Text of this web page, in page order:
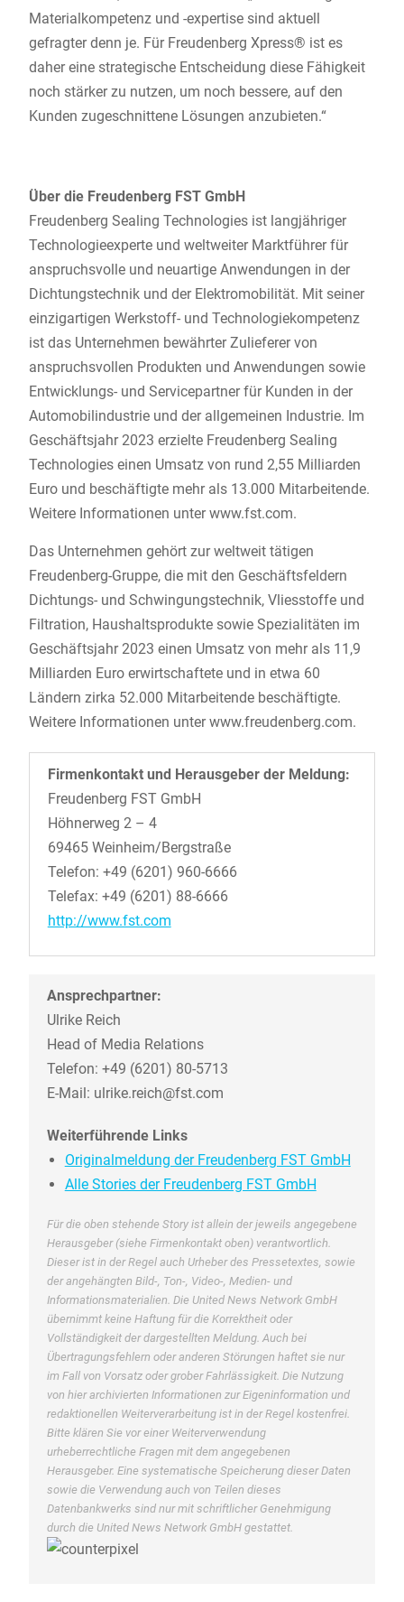
Materialkompetenz und -expertise sind aktuell
gefragter denn je. Für Freudenberg Xpress® ist es
daher eine strategische Entscheidung diese Fähigkeit
noch stärker zu nutzen, um noch bessere, auf den
Kunden zugeschnittene Lösungen anzubieten.“
Über die Freudenberg FST GmbH
Freudenberg Sealing Technologies ist langjähriger
Technologieexperte und weltweiter Marktführer für
anspruchsvolle und neuartige Anwendungen in der
Dichtungstechnik und der Elektromobilität. Mit seiner
einzigartigen Werkstoff- und Technologiekompetenz
ist das Unternehmen bewährter Zulieferer von
anspruchsvollen Produkten und Anwendungen sowie
Entwicklungs- und Servicepartner für Kunden in der
Automobilindustrie und der allgemeinen Industrie. Im
Geschäftsjahr 2023 erzielte Freudenberg Sealing
Technologies einen Umsatz von rund 2,55 Milliarden
Euro und beschäftigte mehr als 13.000 Mitarbeitende.
Weitere Informationen unter www.fst.com.
Das Unternehmen gehört zur weltweit tätigen
Freudenberg-Gruppe, die mit den Geschäftsfeldern
Dichtungs- und Schwingungstechnik, Vliesstoffe und
Filtration, Haushaltsprodukte sowie Spezialitäten im
Geschäftsjahr 2023 einen Umsatz von mehr als 11,9
Milliarden Euro erwirtschaftete und in etwa 60
Ländern zirka 52.000 Mitarbeitende beschäftigte.
Weitere Informationen unter www.freudenberg.com.
Firmenkontakt und Herausgeber der Meldung:
Freudenberg FST GmbH
Höhnerweg 2 – 4
69465 Weinheim/Bergstraße
Telefon: +49 (6201) 960-6666
Telefax: +49 (6201) 88-6666
http://www.fst.com
Ansprechpartner:
Ulrike Reich
Head of Media Relations
Telefon: +49 (6201) 80-5713
E-Mail: ulrike.reich@fst.com
Weiterführende Links
Originalmeldung der Freudenberg FST GmbH
Alle Stories der Freudenberg FST GmbH
Für die oben stehende Story ist allein der jeweils angegebene
Herausgeber (siehe Firmenkontakt oben) verantwortlich.
Dieser ist in der Regel auch Urheber des Pressetextes, sowie
der angehängten Bild-, Ton-, Video-, Medien- und
Informationsmaterialien. Die United News Network GmbH
übernimmt keine Haftung für die Korrektheit oder
Vollständigkeit der dargestellten Meldung. Auch bei
Übertragungsfehlern oder anderen Störungen haftet sie nur
im Fall von Vorsatz oder grober Fahrlässigkeit. Die Nutzung
von hier archivierten Informationen zur Eigeninformation und
redaktionellen Weiterverarbeitung ist in der Regel kostenfrei.
Bitte klären Sie vor einer Weiterverwendung
urheberrechtliche Fragen mit dem angegebenen
Herausgeber. Eine systematische Speicherung dieser Daten
sowie die Verwendung auch von Teilen dieses
Datenbankwerks sind nur mit schriftlicher Genehmigung
durch die United News Network GmbH gestattet.